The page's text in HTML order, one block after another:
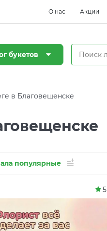
О нас Акции
букетов
в Благовещенске
популярные
5